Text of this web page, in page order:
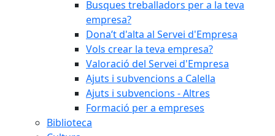
Busques treballadors per a la teva
empresa?
Dona’t d'alta al Servei d'Empresa
Vols crear la teva empresa?
Valoració del Servei d'Empresa
Ajuts i subvencions a Calella
Ajuts i subvencions - Altres
Formació per a empreses
Biblioteca